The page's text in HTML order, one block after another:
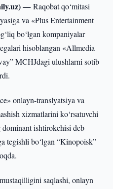
—Raqobat qo‘mitasi
va «Plus Entertainment
bo‘lgan kompaniyalar
hisoblangan «Allmedia
MCHJdagi ulushlarni sotib
onlayn-translyatsiya va
xizmatlarini ko‘rsatuvchi
ishtirokchisi deb
tegishli bo‘lgan “Kinopoisk”
saqlashi, onlayn